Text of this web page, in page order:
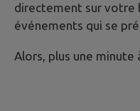
directement sur votre
événements qui se
Alors, plus une minute